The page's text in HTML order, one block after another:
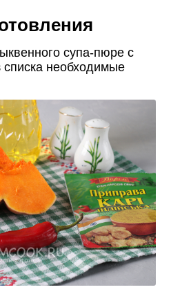
супа-пюре с
списка необходимые